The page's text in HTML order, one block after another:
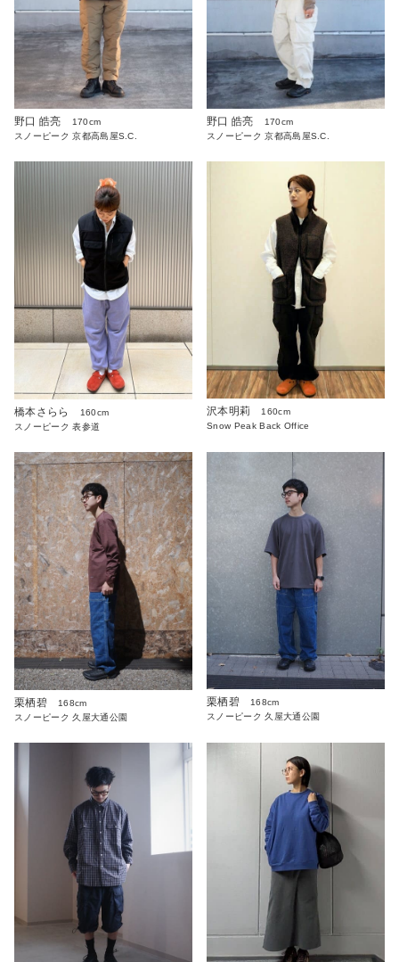
野口 皓亮
170cm
スノーピーク 京都高島屋S.C.
野口 皓亮
170cm
スノーピーク 京都高島屋S.C.
橋本さらら
160cm
スノーピーク 表参道
沢本明莉
160cm
Snow Peak Back Office
栗栖碧
168cm
スノーピーク 久屋大通公園
栗栖碧
168cm
スノーピーク 久屋大通公園